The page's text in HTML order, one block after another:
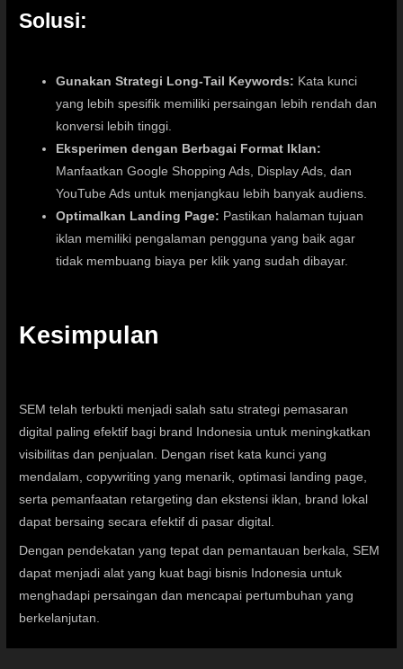
Solusi:
Gunakan Strategi Long-Tail Keywords: Kata kunci
yang lebih spesifik memiliki persaingan lebih rendah dan
konversi lebih tinggi.
Eksperimen dengan Berbagai Format Iklan:
Manfaatkan Google Shopping Ads, Display Ads, dan
YouTube Ads untuk menjangkau lebih banyak audiens.
Optimalkan Landing Page: Pastikan halaman tujuan
iklan memiliki pengalaman pengguna yang baik agar
tidak membuang biaya per klik yang sudah dibayar.
Kesimpulan
SEM telah terbukti menjadi salah satu strategi pemasaran
digital paling efektif bagi brand Indonesia untuk meningkatkan
visibilitas dan penjualan. Dengan riset kata kunci yang
mendalam, copywriting yang menarik, optimasi landing page,
serta pemanfaatan retargeting dan ekstensi iklan, brand lokal
dapat bersaing secara efektif di pasar digital.
Dengan pendekatan yang tepat dan pemantauan berkala, SEM
dapat menjadi alat yang kuat bagi bisnis Indonesia untuk
menghadapi persaingan dan mencapai pertumbuhan yang
berkelanjutan.